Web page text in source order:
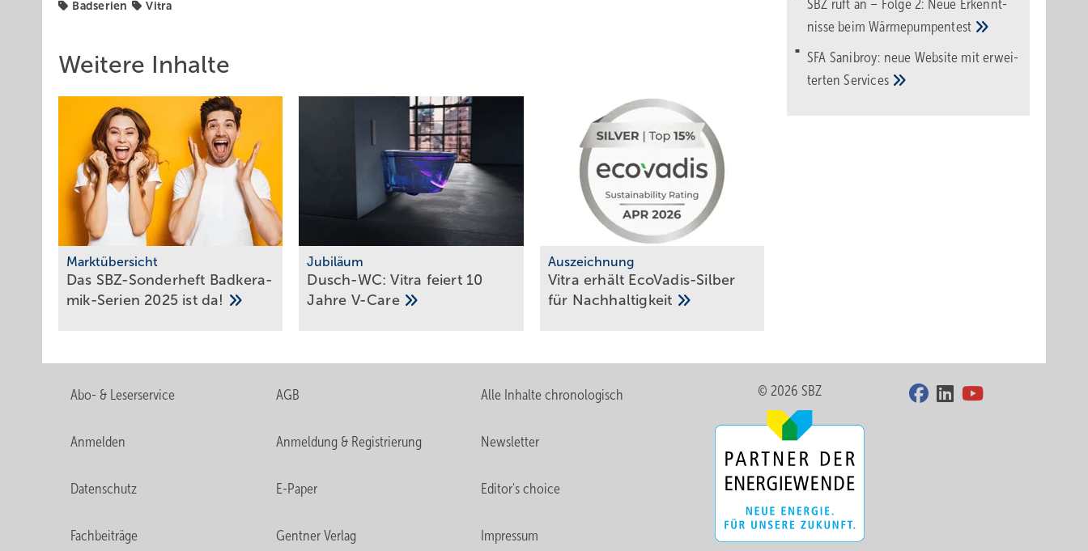
Badserien Vitra
Weitere Inhalte
Marktübersicht
Das SBZ-Sonder­heft Bad­ke­ra­
mik-Serien 2025 ist da!
Jubiläum
Dusch-WC: Vitra feiert 10
Jahre V-Care
Auszeichnung
Vitra erhält EcoVadis-Silber
für Nach­hal­tig­keit
SBZ ruft an – Folge 2: Neue Erkennt­
nisse beimWärme­pumpen­test
SFA Sanibroy: neue Web­site mit erwei­
tertenServices
Abo- & Leserservice AGB Alle Inhalte chronologisch
Anmelden Anmeldung & Registrierung Newsletter
Datenschutz E-Paper Editor's choice
Fachbeiträge Gentner Verlag Impressum
© 2026 SBZ